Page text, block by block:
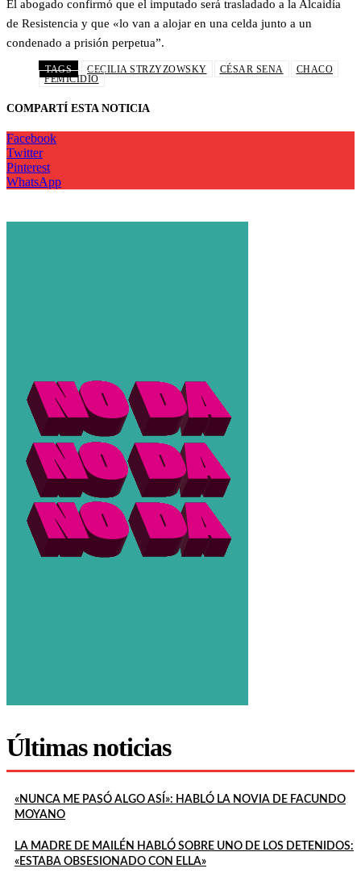
El abogado confirmó que el imputado será trasladado a la Alcaidía
de Resistencia y que «lo van a alojar en una celda junto a un
condenado a prisión perpetua”.
TAGS CECILIA STRZYZOWSKY CÉSAR SENA
CHACO
FEMICIDIO
COMPARTÍ ESTA NOTICIA
Facebook
Twitter
Pinterest
WhatsApp
Últimas noticias
«NUNCA ME PASÓ ALGO ASÍ»: HABLÓ LA NOVIA DE FACUNDO
MOYANO
LA MADRE DE MAILÉN HABLÓ SOBRE UNO DE LOS DETENIDOS:
«ESTABA OBSESIONADO CON ELLA»